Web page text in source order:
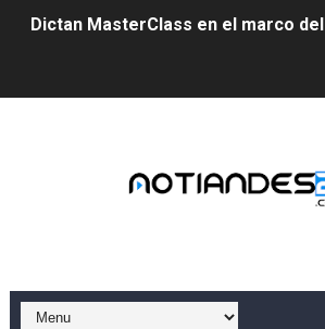
Dictan MasterClass en el marco
Gobernador Arnaldo Sánchez
Mérida fortalece su reserva